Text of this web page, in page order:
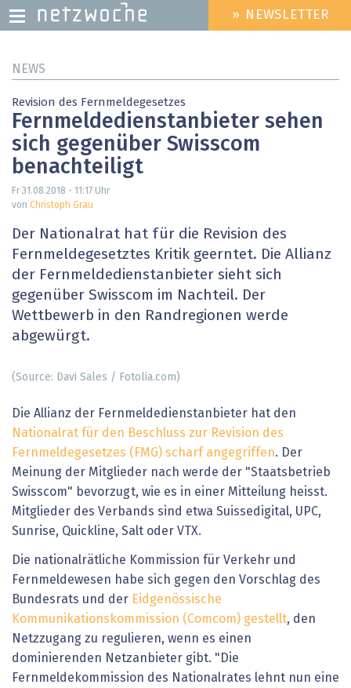
zum
HEADER
MENU
» NEWSLETTER
NEWS
Revision des Fernmeldegesetzes
Fernmeldedienstanbieter sehen
sich gegenüber Swisscom
benachteiligt
Fr 31.08.2018 - 11:17 Uhr
von Christoph Grau
Der Nationalrat hat für die Revision des
Fernmeldegesetztes Kritik geerntet. Die Allianz
der Fernmeldedienstanbieter sieht sich
gegenüber Swisscom im Nachteil. Der
Wettbewerb in den Randregionen werde
abgewürgt.
(Source: Davi Sales / Fotolia.com)
Die Allianz der Fernmeldedienstanbieter hat den
Nationalrat für den Beschluss zur Revision des
Fernmeldegesetzes (FMG) scharf angegriffen. Der
Meinung der Mitglieder nach werde der "Staatsbetrieb
Swisscom" bevorzugt, wie es in einer Mitteilung heisst.
Mitglieder des Verbands sind etwa Suissedigital, UPC,
Sunrise, Quickline, Salt oder VTX.
Die nationalrätliche Kommission für Verkehr und
Fernmeldewesen habe sich gegen den Vorschlag des
Bundesrats und der Eidgenössische
Kommunikationskommission (Comcom) gestellt, den
Netzzugang zu regulieren, wenn es einen
dominierenden Netzanbieter gibt. "Die
Fernmeldekommission des Nationalrates lehnt nun eine